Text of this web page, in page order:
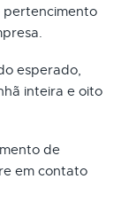
pertencimento
esperado,
inteira e oito
de
em contato